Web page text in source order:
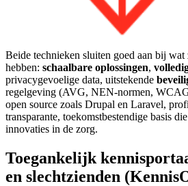
Beide technieken sluiten goed aan bij
hebben: schaalbare oplossingen,
privacygevoelige data, uitstekende
regelgeving (AVG, NEN-normen,
open source zoals Drupal en Laravel,
transparante, toekomstbestendige basis
innovaties in de zorg.
Toegankelijk
en slechtzienden